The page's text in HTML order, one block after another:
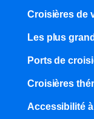
Croisières de
Les plus
Ports de
Croisières
Accessibilité à